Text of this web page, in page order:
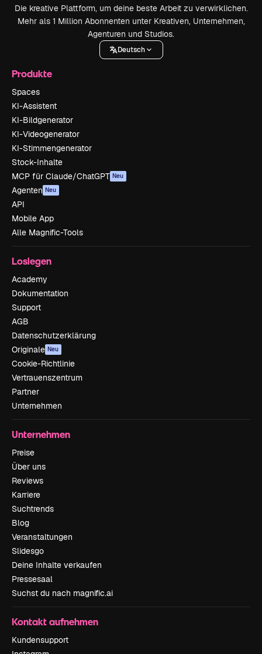
Die kreative Plattform, um deine beste Arbeit zu verwirklichen.
Mehr als 1 Million Abonnenten unter Kreativen, Unternehmen,
Agenturen und Studios.
Deutsch
Produkte
Spaces
KI-Assistent
KI-Bildgenerator
KI-Videogenerator
KI-Stimmengenerator
Stock-Inhalte
MCP für Claude/ChatGPT Neu
Agenten Neu
API
Mobile App
Alle Magnific-Tools
Loslegen
Academy
Dokumentation
Support
AGB
Datenschutzerklärung
Originale Neu
Cookie-Richtlinie
Vertrauenszentrum
Partner
Unternehmen
Unternehmen
Preise
Über uns
Reviews
Karriere
Suchtrends
Blog
Veranstaltungen
Slidesgo
Deine Inhalte verkaufen
Pressesaal
Suchst du nach magnific.ai
Kontakt aufnehmen
Kundensupport